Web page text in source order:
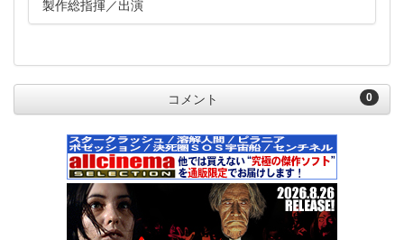
製作総指揮
出演
0
コメント